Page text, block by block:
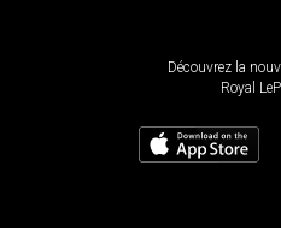
Découvrez la
Royal